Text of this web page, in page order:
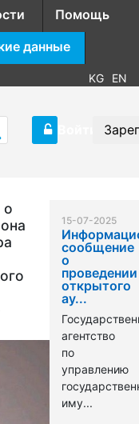
Помощь
данные
KG EN
о
15-07-2025
сообщение
о
проведении
открытого
ау...
агентство
по
управлению
иму...